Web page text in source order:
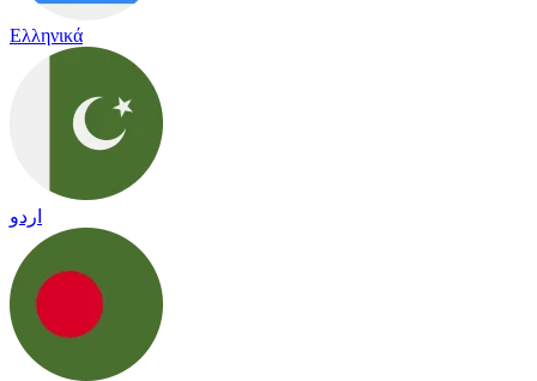
Ελληνικά
اردو